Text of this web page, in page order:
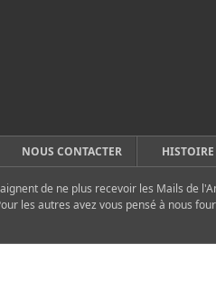
NOUS CONTACTER
de ne plus recevoir les Mails de
les autres avez vous pensé à nous